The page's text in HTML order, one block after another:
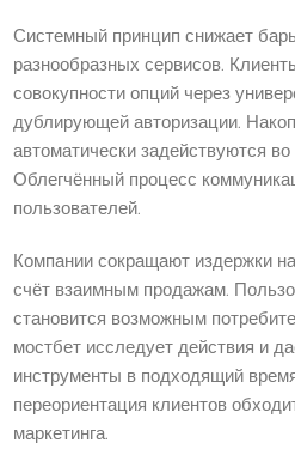
Системный принцип снижает
разнообразных сервисов.
совокупности опций через
дублирующей авторизации.
автоматически задействуются
Облегчённый процесс
пользователей.
Компании сокращают издержки
счёт взаимным продажам.
становится возможным
мостбет исследует действия и
инструменты в подходящий
переориентация клиентов
маркетинга.